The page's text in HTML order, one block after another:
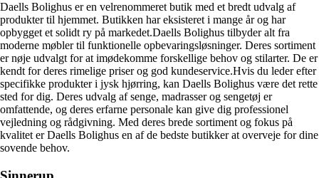
Daells Bolighus er en velrenommeret butik med et bredt udvalg af
produkter til hjemmet. Butikken har eksisteret i mange år og har
opbygget et solidt ry på markedet.Daells Bolighus tilbyder alt fra
moderne møbler til funktionelle opbevaringsløsninger. Deres sortiment
er nøje udvalgt for at imødekomme forskellige behov og stilarter. De er
kendt for deres rimelige priser og god kundeservice.Hvis du leder efter
specifikke produkter i jysk hjørring, kan Daells Bolighus være det rette
sted for dig. Deres udvalg af senge, madrasser og sengetøj er
omfattende, og deres erfarne personale kan give dig professionel
vejledning og rådgivning. Med deres brede sortiment og fokus på
kvalitet er Daells Bolighus en af de bedste butikker at overveje for dine
sovende behov.